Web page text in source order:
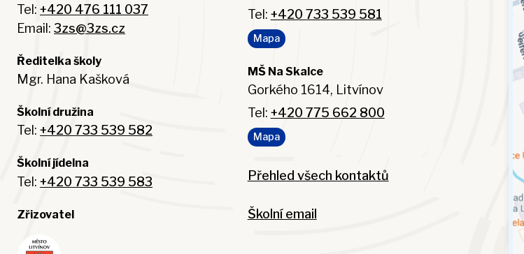
Tel: +420 476 111 037
Email: 3zs@3zs.cz
Ředitelka školy
Mgr. Hana Kašková
Školní družina
Tel: +420 733 539 582
Školní jídelna
Tel: +420 733 539 583
Zřizovatel
Tel: +420 733 539 581
Mapa
MŠ Na Skalce
Gorkého 1614, Litvínov
Tel: +420 775 662 800
Mapa
Přehled všech kontaktů
Školní email